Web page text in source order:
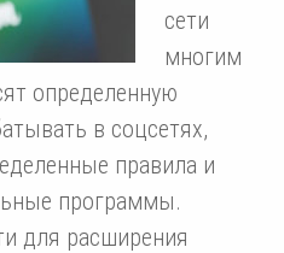
сети
многим
определенную
в соцсетях,
правила и
программы.
для расширения